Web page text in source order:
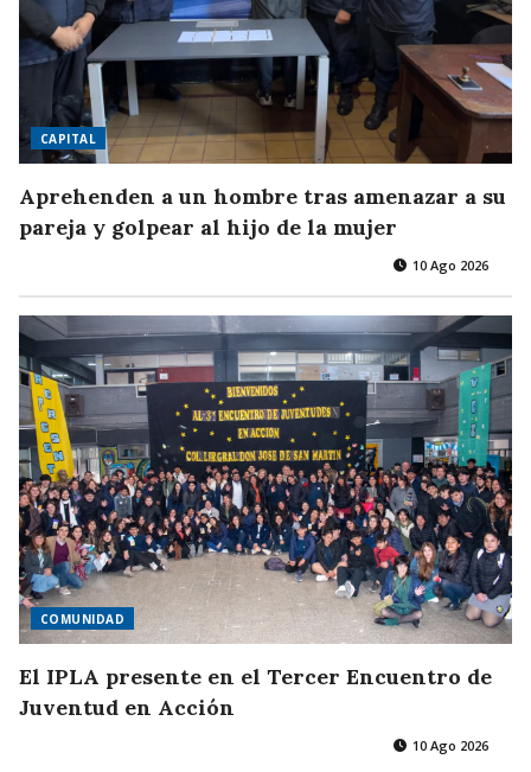
CAPITAL
Aprehenden a un hombre tras amenazar a su
pareja y golpear al hijo de la mujer
10 Ago 2026
COMUNIDAD
El IPLA presente en el Tercer Encuentro de
Juventud en Acción
10 Ago 2026